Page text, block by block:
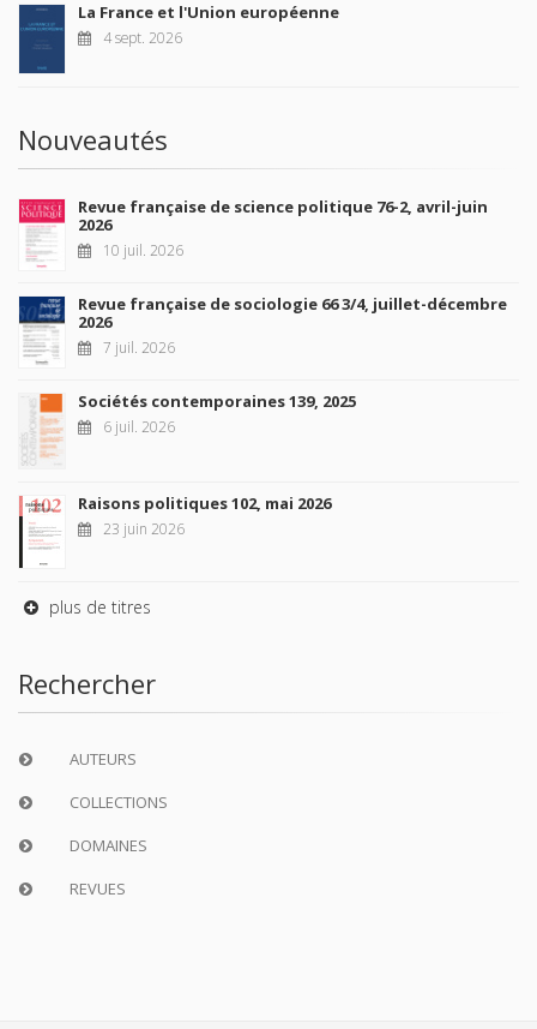
La France et l'Union européenne
4 sept. 2026
Nouveautés
Revue française de science politique 76-2, avril-juin
2026
10 juil. 2026
Revue française de sociologie 66 3/4, juillet-décembre
2026
7 juil. 2026
Sociétés contemporaines 139, 2025
6 juil. 2026
Raisons politiques 102, mai 2026
23 juin 2026
plus de titres
Rechercher
AUTEURS
COLLECTIONS
DOMAINES
REVUES